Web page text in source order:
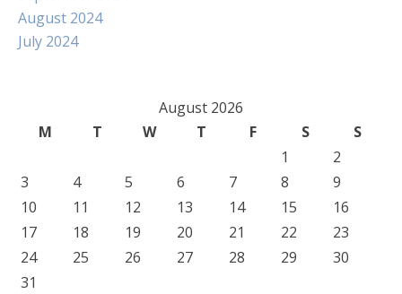
August 2024
July 2024
August 2026
M
T W T F S
S
1
2
3
4 5 6 7 8
9
10
11 12 13 14 15
16
17
18 19 20 21 22
23
24
25 26 27 28 29
30
31